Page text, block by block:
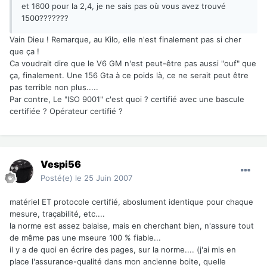
et 1600 pour la 2,4, je ne sais pas où vous avez trouvé
1500???????
Vain Dieu ! Remarque, au Kilo, elle n'est finalement pas si cher
que ça !
Ca voudrait dire que le V6 GM n'est peut-être pas aussi "ouf" que
ça, finalement. Une 156 Gta à ce poids là, ce ne serait peut être
pas terrible non plus.....
Par contre, Le "ISO 9001" c'est quoi ? certifié avec une bascule
certifiée ? Opérateur certifié ?
Vespi56
Posté(e) le 25 Juin 2007
matériel ET protocole certifié, aboslument identique pour chaque
mesure, traçabilité, etc....
la norme est assez balaise, mais en cherchant bien, n'assure tout
de même pas une mseure 100 % fiable...
il y a de quoi en écrire des pages, sur la norme.... (j'ai mis en
place l'assurance-qualité dans mon ancienne boite, quelle